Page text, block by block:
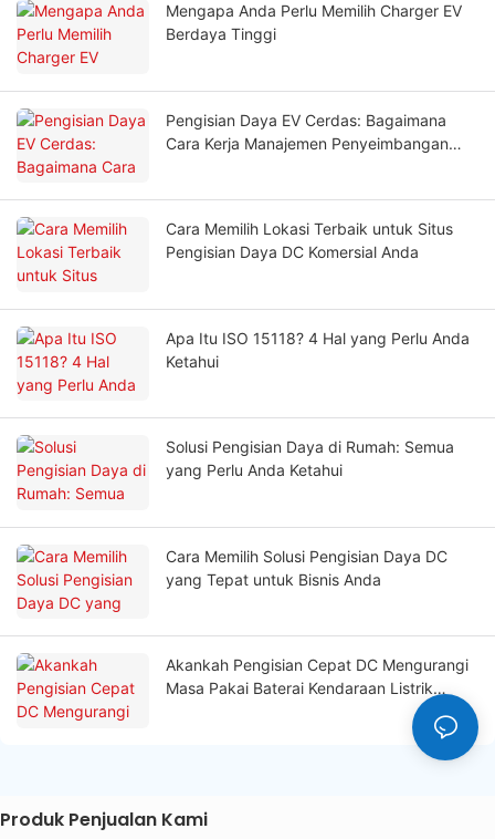
Mengapa Anda Perlu Memilih Charger EV
Berdaya Tinggi
Pengisian Daya EV Cerdas: Bagaimana
Cara Kerja Manajemen Penyeimbangan
Cara Memilih Lokasi Terbaik untuk Situs
Pengisian Daya DC Komersial Anda
Apa Itu ISO 15118? 4 Hal yang Perlu Anda
Ketahui
Solusi Pengisian Daya di Rumah: Semua
yang Perlu Anda Ketahui
Cara Memilih Solusi Pengisian Daya DC
yang Tepat untuk Bisnis Anda
Akankah Pengisian Cepat DC Mengurangi
Masa Pakai Baterai Kendaraan Listrik
Produk Penjualan Kami